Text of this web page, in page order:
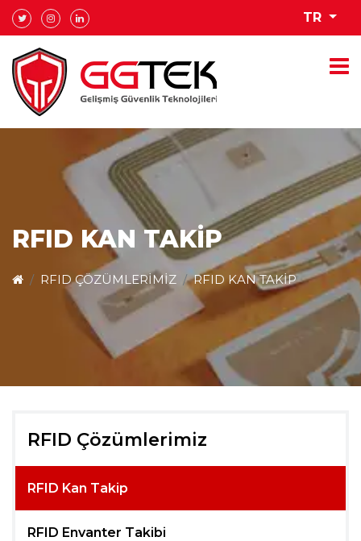
TR
RFID KAN TAKIP
RFID ÇÖZÜMLERIMIZ RFID KAN TAKIP
RFID Çözümlerimiz
RFID Kan Takip
RFID Envanter Takibi